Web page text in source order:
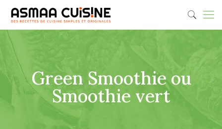
Green Smoothie ou
Smoothie vert